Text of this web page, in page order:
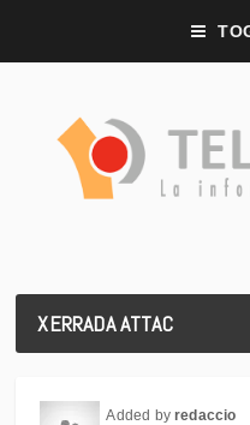
XERRADA ATTAC
Added byredaccio